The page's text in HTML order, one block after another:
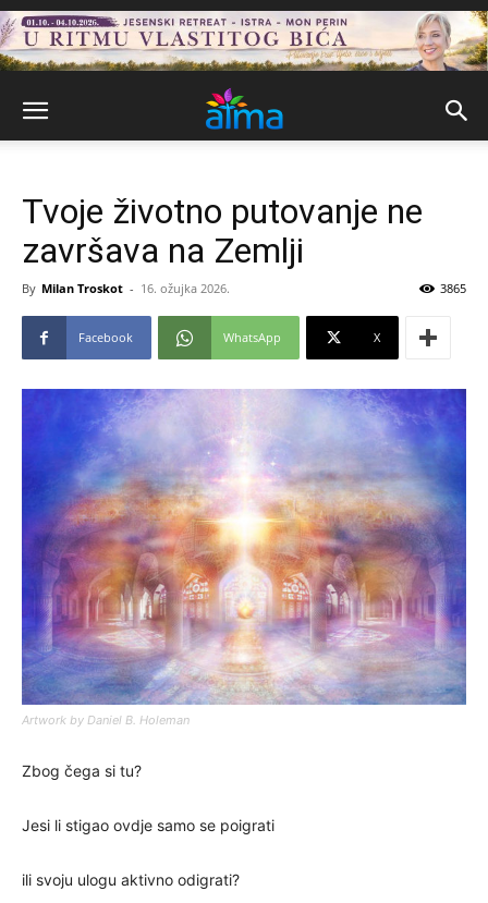
Tvoje životno putovanje ne
završava na Zemlji
By Milan Troskot - 16. ožujka 2026. 3865
Facebook WhatsApp X
Artwork by Daniel B. Holeman
Zbog čega si tu?
Jesi li stigao ovdje samo se poigrati
ili svoju ulogu aktivno odigrati?